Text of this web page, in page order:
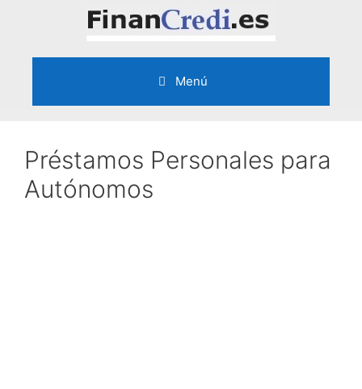
Menú
Préstamos Personales para
Autónomos